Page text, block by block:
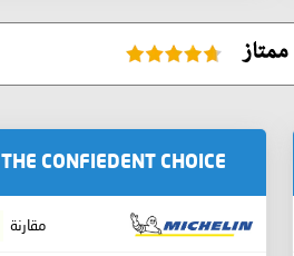
THE CONFIEDENT CHOICE
مقارنة